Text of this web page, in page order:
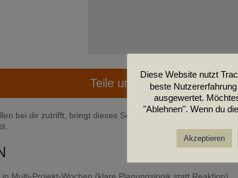
Teile uns Deinen
bei dir zutrifft, bringt dieses Seminar sofort spürbaren
in Multi-Projekt-Wochen (klare Planungslogik statt Reaktion).
Diese Website nutzt
beste
ausgewertet.
"Ablehnen". Wenn du
Akzeptieren